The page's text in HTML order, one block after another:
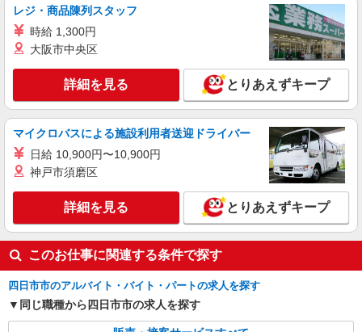
レジ・商品陳列スタッフ
時給 1,300円
大阪市中央区
詳細を見る とりあえずキープ
マイクロバスによる施設利用者送迎ドライバー
日給 10,900円〜10,900円
神戸市須磨区
詳細を見る とりあえずキープ
このお仕事に関連する条件で探す
四日市市のアルバイト・バイト・パートの求人を探す
同じ職種から四日市市の求人を探す